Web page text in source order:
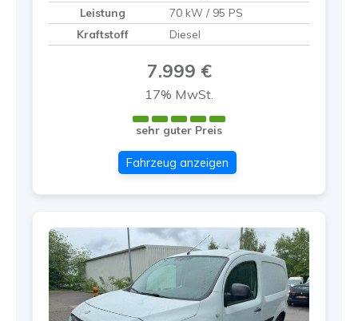
Leistung
70 kW / 95 PS
Kraftstoff
Diesel
7.999 €
17% MwSt.
sehr guter Preis
Fahrzeug anzeigen